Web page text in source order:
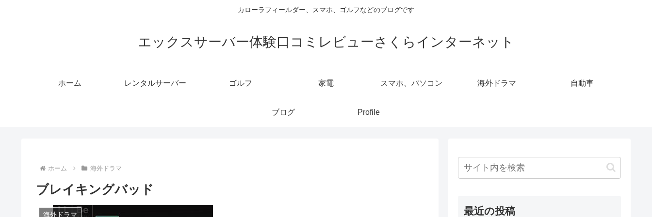
カローラフィールダー、スマホ、ゴルフなどのブログです
エックスサーバー体験口コミレビューさくらインターネット
ホーム レンタルサーバー ゴルフ 家電 スマホ、パソコン 海外ドラマ 自動車
ブログ Profile
ホーム 海外ドラマ
ブレイキングバッド
海外ドラマ 最近の投稿